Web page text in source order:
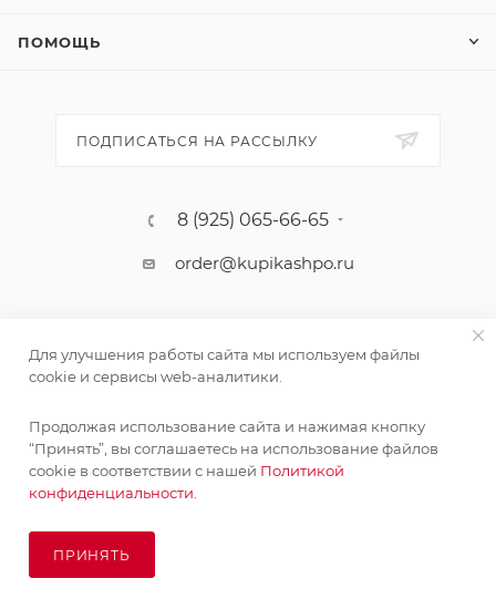
ПОМОЩЬ
ПОДПИСАТЬСЯ НА РАССЫЛКУ
8 (925) 065-66-65
order@kupikashpo.ru
©КупиКашпо 2017-2026
Поставка живых растений осуществляется под заказ
сроком 3-4 недели с минимальной суммой заказа 10000
руб.!
ОК
Для улучшения работы сайта мы используем файлы
cookie и сервисы web-аналитики.
Продолжая использование сайта и нажимая кнопку
“Принять”, вы соглашаетесь на использование файлов
cookie в соответствии с нашей Политикой
конфиденциальности.
ПРИНЯТЬ